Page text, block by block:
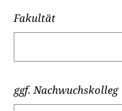
Fakultät
ggf. Nachwuchskolleg